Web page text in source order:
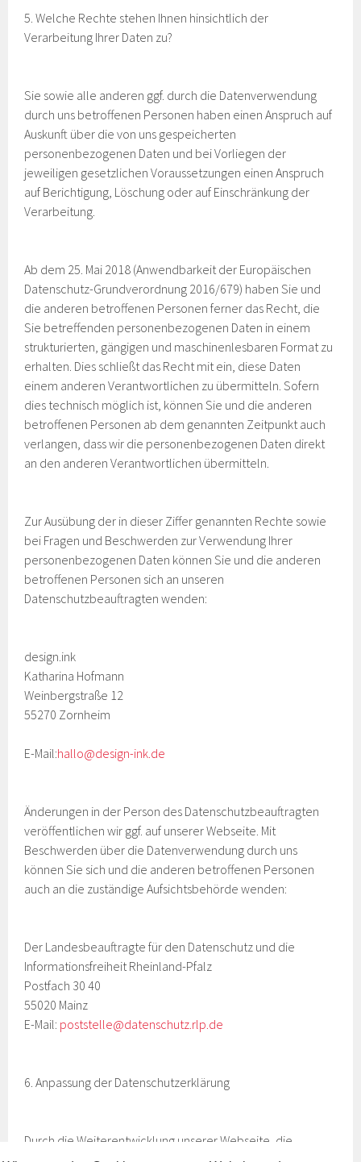
5. Welche Rechte stehen Ihnen hinsichtlich der
Verarbeitung Ihrer Daten zu?
Sie sowie alle anderen ggf. durch die Datenverwendung
durch uns betroffenen Personen haben einen Anspruch auf
Auskunft über die von uns gespeicherten
personenbezogenen Daten und bei Vorliegen der
jeweiligen gesetzlichen Voraussetzungen einen Anspruch
auf Berichtigung, Löschung oder auf Einschränkung der
Verarbeitung.
Ab dem 25. Mai 2018 (Anwendbarkeit der Europäischen
Datenschutz-Grundverordnung 2016/679) haben Sie und
die anderen betroffenen Personen ferner das Recht, die
Sie betreffenden personenbezogenen Daten in einem
strukturierten, gängigen und maschinenlesbaren Format zu
erhalten. Dies schließt das Recht mit ein, diese Daten
einem anderen Verantwortlichen zu übermitteln. Sofern
dies technisch möglich ist, können Sie und die anderen
betroffenen Personen ab dem genannten Zeitpunkt auch
verlangen, dass wir die personenbezogenen Daten direkt
an den anderen Verantwortlichen übermitteln.
Zur Ausübung der in dieser Ziffer genannten Rechte sowie
bei Fragen und Beschwerden zur Verwendung Ihrer
personenbezogenen Daten können Sie und die anderen
betroffenen Personen sich an unseren
Datenschutzbeauftragten wenden:
design.ink
Katharina Hofmann
Weinbergstraße 12
55270 Zornheim
E-Mail:hallo@design-ink.de
Änderungen in der Person des Datenschutzbeauftragten
veröffentlichen wir ggf. auf unserer Webseite. Mit
Beschwerden über die Datenverwendung durch uns
können Sie sich und die anderen betroffenen Personen
auch an die zuständige Aufsichtsbehörde wenden:
Der Landesbeauftragte für den Datenschutz und die
Informationsfreiheit Rheinland-Pfalz
Postfach 30 40
55020 Mainz
E-Mail: poststelle@datenschutz.rlp.de
6. Anpassung der Datenschutzerklärung
Durch die Weiterentwicklung unserer Webseite, die